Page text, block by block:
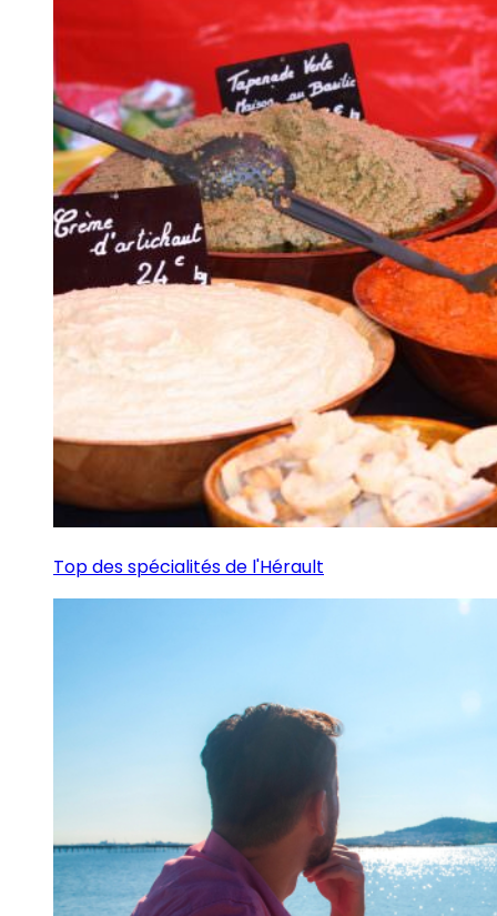
Top des spécialités de l'Hérault